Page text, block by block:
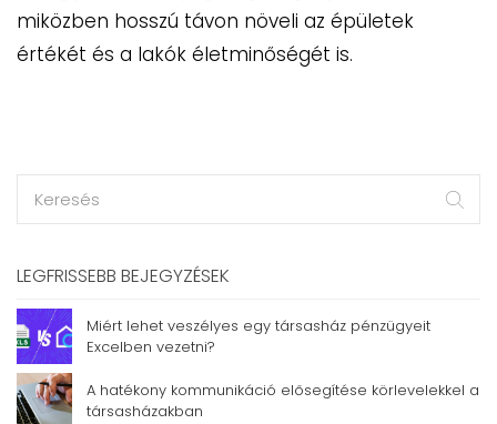
miközben hosszú távon növeli az épületek
értékét és a lakók életminőségét is.
LEGFRISSEBB BEJEGYZÉSEK
Miért lehet veszélyes egy társasház pénzügyeit
Excelben vezetni?
A hatékony kommunikáció elősegítése körlevelekkel a
társasházakban